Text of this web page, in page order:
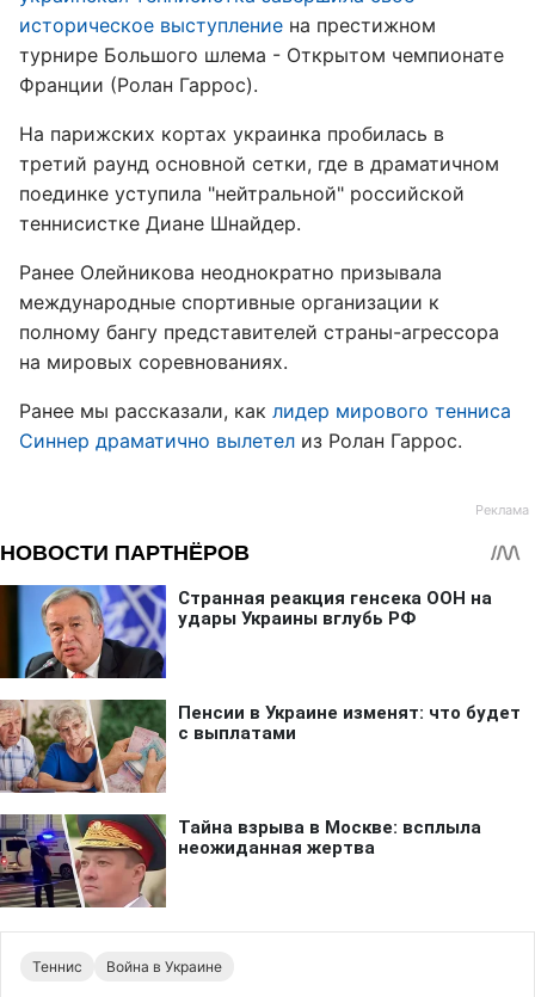
историческое выступление на престижном
турнире Большого шлема - Открытом чемпионате
Франции (Ролан Гаррос).
На парижских кортах украинка пробилась в
третий раунд основной сетки, где в драматичном
поединке уступила "нейтральной" российской
теннисистке Диане Шнайдер.
Ранее Олейникова неоднократно призывала
международные спортивные организации к
полному бангу представителей страны-агрессора
на мировых соревнованиях.
Ранее мы рассказали, как лидер мирового тенниса
Синнер драматично вылетел из Ролан Гаррос.
Теннис Война в Украине